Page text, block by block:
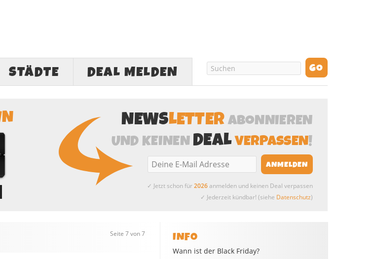
STÄDTE DEAL MELDEN
NEWSLETTERABONNIEREN
UND KEINENDEALVERPASSEN!
✓ Jetzt schon für2026anmelden und keinen Deal verpassen
✓ Jederzeit kündbar! (siehe Datenschutz)
Seite 7 von 7 INFO
Wann ist der Black Friday?